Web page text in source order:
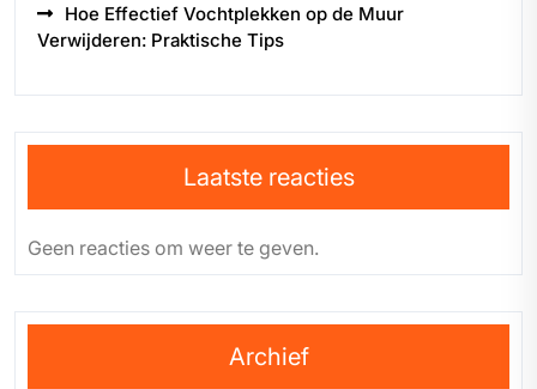
Hoe Effectief Vochtplekken op de Muur
Verwijderen: Praktische Tips
Laatste reacties
Geen reacties om weer te geven.
Archief